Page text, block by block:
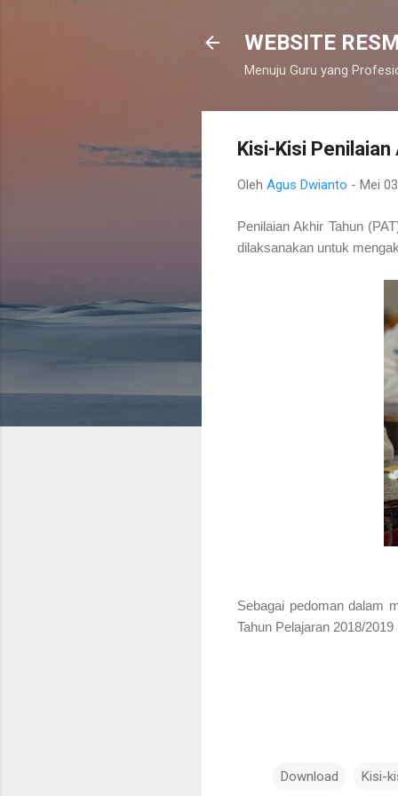
WEBSITE
Menuju Guru yang
Kisi-Kisi
Oleh Agus Dwianto - Mei
Penilaian Akhir Tahun
dilaksanakan untuk
Sebagai pedoman dalam
Tahun Pelajaran 2018/
Download Kisi-